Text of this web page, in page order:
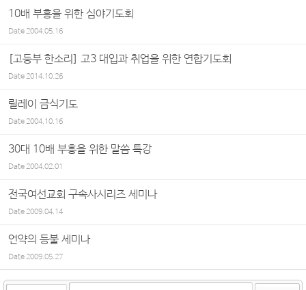
10배 부흥을 위한 심야기도회
Date2004.05.16
[고등부 한소리] 고3 대입과 취업을 위한 연합기도회
Date2014.10.26
릴레이 금식기도
Date2004.10.16
30대 10배 부흥을 위한 말씀 특강
Date2004.02.01
전국여선교회 구속사시리즈 세미나
Date2009.04.14
언약의 등불 세미나
Date2009.05.27